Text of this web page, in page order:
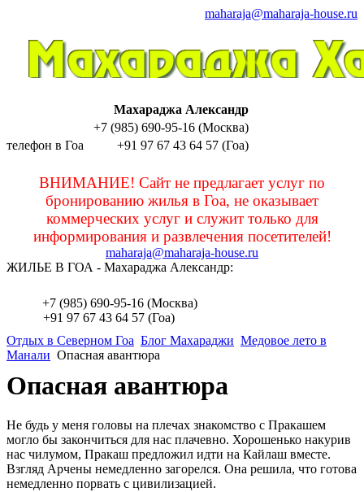
maharaja@maharaja-house.ru
Махараджа Александр
+7 (985) 690-95-16 (Москва)
телефон в Гоа
+91 97 67 43 64 57 (Гоа)
ВНИМАНИЕ! Сайт не предлагает услуг по
бронированию жилья в Гоа, не оказывает
коммерческих услуг и служит только для
информирования и развлечения посетителей!
maharaja@maharaja-house.ru
ЖИЛЬЕ В ГОА - Махараджа Александр:
+7 (985) 690-95-16 (Москва)
+91 97 67 43 64 57 (Гоа)
Отдых в Северном Гоа Блог Махараджи Медовое лето в
Манали Опасная авантюра
Опасная авантюра
Не будь у меня головы на плечах знакомство с Пракашем
могло бы закончиться для нас плачевно. Хорошенько накурив
нас чилумом, Пракаш предложил идти на Кайлаш вместе.
Взгляд Арчены немедленно загорелся. Она решила, что готова
немедленно порвать с цивилизацией.